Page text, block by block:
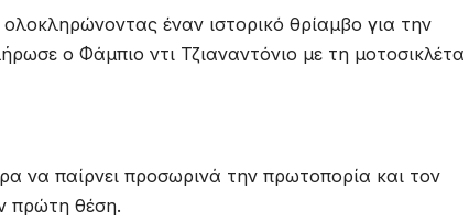
έναν ιστορικό θρίαμβο για την
ο Φάμπιο ντι Τζιαναντόνιο με τη μοτοσικλέτα
να παίρνει προσωρινά την πρωτοπορία και τον
πρώτη θέση.